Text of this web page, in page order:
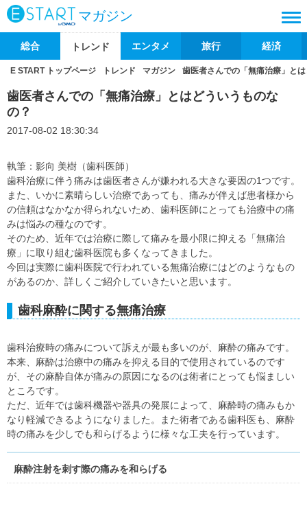
マガジン
総合 トレンド エンタメ 旅行 経済
E START トップページ トレンド マガジン 歯医者さんでの「無痛治療」と
歯医者さんでの「無痛治療」とはどういうものな
の？
2017-08-02 18:30:34
執筆：影向 美樹（歯科医師）
歯科治療に伴う痛みは歯医者さんが嫌われる大きな要因の1つです。
また、いかに素晴らしい治療であっても、痛みが伴えば患者様から
の信頼はなかなか得られないため、歯科医師にとっても治療中の痛
みは悩みの種なのです。
そのため、近年では治療に際して痛みを最小限に抑える「無痛治
療」に取り組む歯科医院も多くなってきました。
今回は実際に歯科医院で行われている無痛治療にはどのようなもの
があるのか、詳しくご紹介していきたいと思います。
歯科麻酔に関する無痛治療
歯科治療時の痛みについて訴えが最も多いのが、麻酔の痛みです。
本来、麻酔は治療中の痛みを抑える目的で使用されているのです
が、その麻酔自体が痛みの原因になるのは術者にとっても悩ましい
ところです。
ただ、近年では歯科機器や器具の発展によって、麻酔時の痛みもか
なり軽減できるようになりました。また術者である歯科医も、麻酔
時の痛みを少しでも和らげるように様々な工夫を行っています。
麻酔注射を刺す際の痛みを和らげる